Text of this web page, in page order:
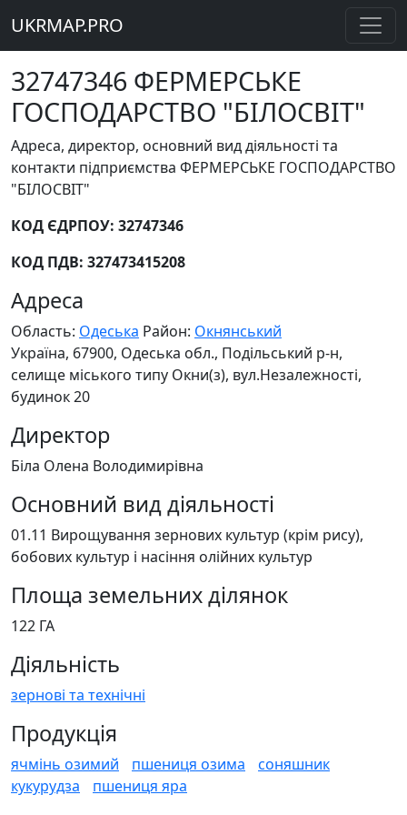
UKRMAP.PRO
32747346 ФЕРМЕРСЬКЕ
ГОСПОДАРСТВО "БІЛОСВІТ"
Адреса, директор, основний вид діяльності та
контакти підприємства ФЕРМЕРСЬКЕ ГОСПОДАРСТВО
"БІЛОСВІТ"
КОД ЄДРПОУ: 32747346
КОД ПДВ: 327473415208
Адреса
Область: Одеська Район: Окнянський
Україна, 67900, Одеська обл., Подільський р-н,
селище міського типу Окни(з), вул.Незалежності,
будинок 20
Директор
Біла Олена Володимирівна
Основний вид діяльності
01.11 Вирощування зернових культур (крім рису),
бобових культур і насіння олійних культур
Площа земельних ділянок
122 ГА
Діяльність
зернові та технічні
Продукція
ячмінь озимий пшениця озима
соняшник
кукурудза
пшениця яра